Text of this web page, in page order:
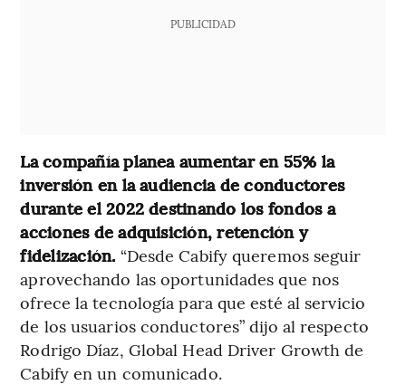
PUBLICIDAD
La compañía planea aumentar en 55% la
inversión en la audiencia de conductores
durante el 2022 destinando los fondos a
acciones de adquisición, retención y
fidelización. “Desde Cabify queremos seguir
aprovechando las oportunidades que nos
ofrece la tecnología para que esté al servicio
de los usuarios conductores” dijo al respecto
Rodrigo Díaz, Global Head Driver Growth de
Cabify en un comunicado.